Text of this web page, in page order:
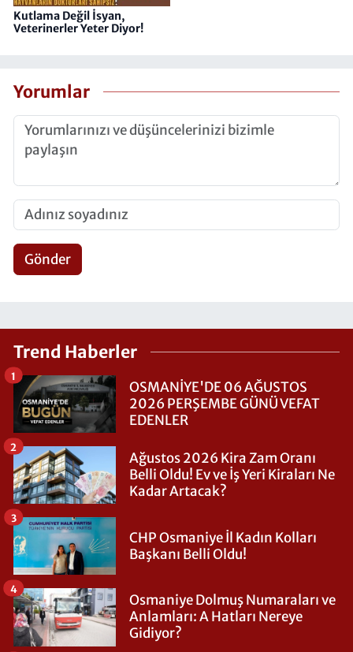
Kutlama Değil İsyan,
Veterinerler Yeter Diyor!
Yorumlar
Gönder
Trend Haberler
OSMANİYE'DE 06 AĞUSTOS
2026 PERŞEMBE GÜNÜ VEFAT
EDENLER
1
Ağustos 2026 Kira Zam Oranı
Belli Oldu! Ev ve İş Yeri Kiraları Ne
Kadar Artacak?
2
CHP Osmaniye İl Kadın Kolları
Başkanı Belli Oldu!
3
Osmaniye Dolmuş Numaraları ve
Anlamları: A Hatları Nereye
Gidiyor?
4